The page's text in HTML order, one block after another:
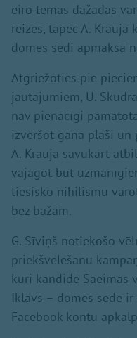
eiro tēmas dažādās
reizes, tāpēc A.
domes sēdi apmaksā
Atgriežoties pie
jautājumiem, U.
nav pienācīgi
izvēršot gana plaši un
A. Krauja savukārt
vajagot būt
tiesisko nihilismu
bez bažām.
G. Sīviņš notiekošo
priekšvēlēšanu
kuri kandidē Saeimas
Iklāvs – domes sēde
Facebook kontu